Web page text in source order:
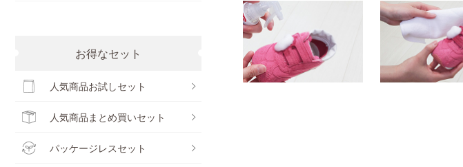
お得なセット
人気商品お試しセット
人気商品まとめ買いセット
パッケージレスセット